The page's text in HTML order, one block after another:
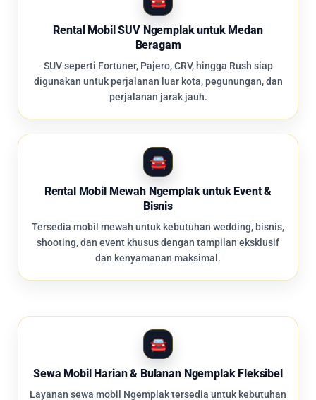
Rental Mobil SUV Ngemplak untuk Medan
Beragam
SUV seperti Fortuner, Pajero, CRV, hingga Rush siap
digunakan untuk perjalanan luar kota, pegunungan, dan
perjalanan jarak jauh.
Rental Mobil Mewah Ngemplak untuk Event &
Bisnis
Tersedia mobil mewah untuk kebutuhan wedding, bisnis,
shooting, dan event khusus dengan tampilan eksklusif
dan kenyamanan maksimal.
Sewa Mobil Harian & Bulanan Ngemplak Fleksibel
Layanan sewa mobil Ngemplak tersedia untuk kebutuhan